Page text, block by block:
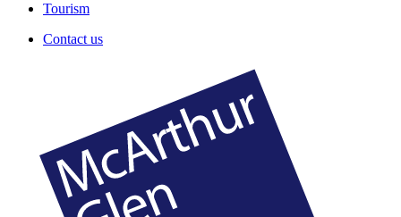
Tourism
Contact us